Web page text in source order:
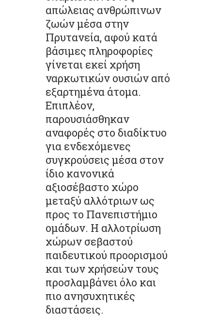
απώλειας ανθρώπινων
ζωών μέσα στην
Πρυτανεία, αφού κατά
βάσιμες πληροφορίες
γίνεται εκεί χρήση
ναρκωτικών ουσιών από
εξαρτημένα άτομα.
Επιπλέον,
παρουσιάσθηκαν
αναφορές στο διαδίκτυο
για ενδεχόμενες
συγκρούσεις μέσα στον
ίδιο κανονικά
αξιοσέβαστο χώρο
μεταξύ αλλότριων ως
προς το Πανεπιστήμιο
ομάδων. Η αλλοτρίωση
χώρων σεβαστού
παιδευτικού προορισμού
και των χρήσεών τους
προσλαμβάνει όλο και
πιο ανησυχητικές
διαστάσεις.